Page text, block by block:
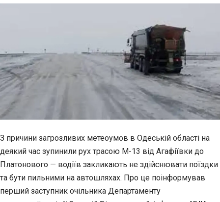
З причини загрозливих метеоумов в Одеській області на
деякий час зупинили рух трасою М-13 від Агафіївки до
Платонового — водіїв закликають не здійснювати поїздки
та бути пильними на автошляхах. Про це поінформував
перший заступник очільника Департаменту